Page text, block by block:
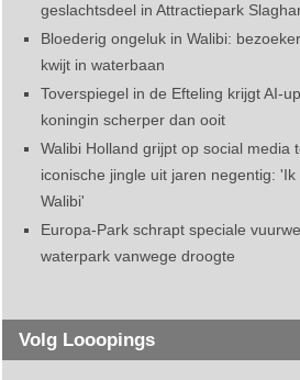
geslachtsdeel in Attractiepark
Bloederig ongeluk in Walibi:
kwijt in waterbaan
Toverspiegel in de Efteling krijgt AI-
koningin scherper dan ooit
Walibi Holland grijpt op social media
iconische jingle uit jaren negentig: 'Ik
Walibi'
Europa-Park schrapt speciale
waterpark vanwege droogte
Volg Looopings